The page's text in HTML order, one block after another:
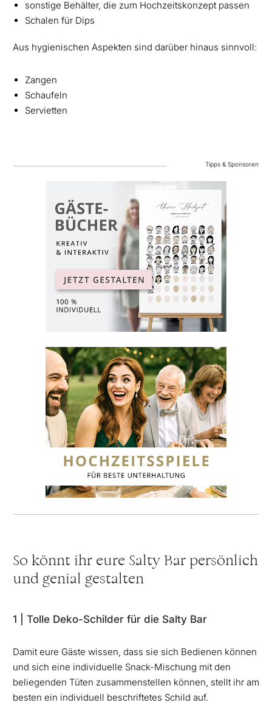
sonstige Behälter, die zum Hochzeitskonzept passen
Schalen für Dips
Aus hygienischen Aspekten sind darüber hinaus sinnvoll:
Zangen
Schaufeln
Servietten
Tipps & Sponsoren
So könnt ihr eure Salty Bar persönlich
und genial gestalten
1 | Tolle Deko-Schilder für die Salty Bar
Damit eure Gäste wissen, dass sie sich Bedienen können
und sich eine individuelle Snack-Mischung mit den
beliegenden Tüten zusammenstellen können, stellt ihr am
besten ein individuell beschriftetes Schild auf.